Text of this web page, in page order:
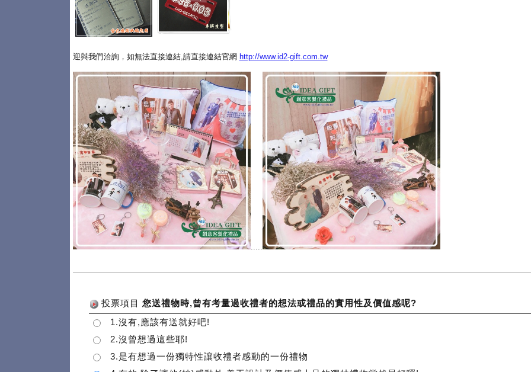
迎與我們洽詢，如無法直接連結,請直接連結官網 http://www.id2-gift.com.tw
.....